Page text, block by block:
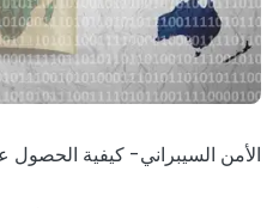
الأمن السيبراني- كيفية